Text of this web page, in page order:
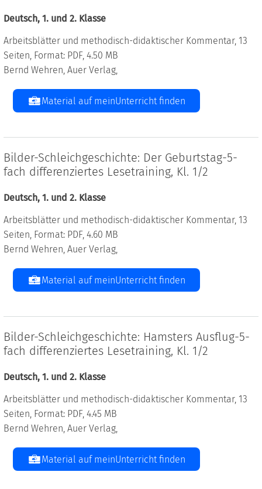
Deutsch, 1. und 2. Klasse
Arbeitsblätter und methodisch-didaktischer Kommentar, 13
Seiten, Format: PDF, 4.50 MB
Bernd Wehren, Auer Verlag,
Material auf meinUnterricht finden
Bilder-Schleichgeschichte: Der Geburtstag-5-
fach differenziertes Lesetraining, Kl. 1/2
Deutsch, 1. und 2. Klasse
Arbeitsblätter und methodisch-didaktischer Kommentar, 13
Seiten, Format: PDF, 4.60 MB
Bernd Wehren, Auer Verlag,
Material auf meinUnterricht finden
Bilder-Schleichgeschichte: Hamsters Ausflug-5-
fach differenziertes Lesetraining, Kl. 1/2
Deutsch, 1. und 2. Klasse
Arbeitsblätter und methodisch-didaktischer Kommentar, 13
Seiten, Format: PDF, 4.45 MB
Bernd Wehren, Auer Verlag,
Material auf meinUnterricht finden